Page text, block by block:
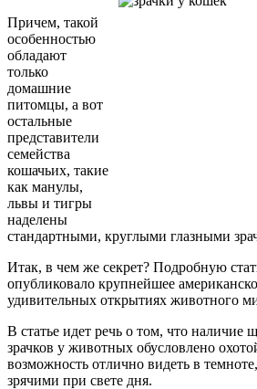
Причем, такой
особенностью
обладают
только
домашние
питомцы, а вот
остальные
представители
семейства
кошачьих, такие
как манулы,
львы и тигры
наделены
стандартными, круглыми глазными
Итак, в чем же секрет? Подробную
опубликовало крупнейшее
удивительных открытиях животного
В статье идет речь о том, что
зрачков у животных обусловлено
возможность отлично видеть в
зрячими при свете дня.